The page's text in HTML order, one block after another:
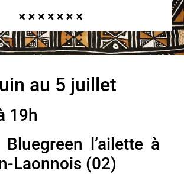
au 5 juillet
19h
l’ailette à
Laonnois (02)